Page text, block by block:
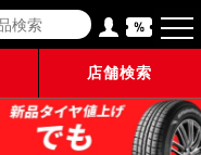
店舗検索